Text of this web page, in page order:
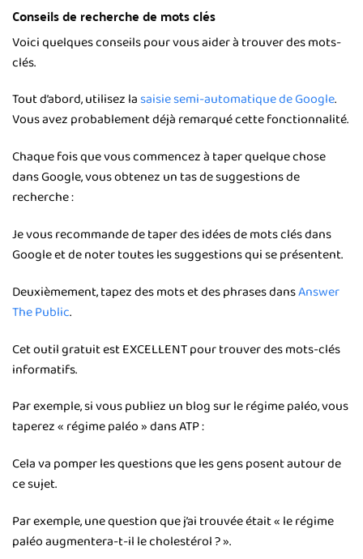
Conseils de recherche de mots clés
Voici quelques conseils pour vous aider à trouver des mots-
clés.
Tout d’abord, utilisez lasaisie semi-automatique de Google.
Vous avez probablement déjà remarqué cette fonctionnalité.
Chaque fois que vous commencez à taper quelque chose
dans Google, vous obtenez un tas de suggestions de
recherche :
Je vous recommande de taper des idées de mots clés dans
Google et de noter toutes les suggestions qui se présentent.
Deuxièmement, tapez des mots et des phrases dansAnswer
The Public.
Cet outil gratuit est EXCELLENT pour trouver des mots-clés
informatifs.
Par exemple, si vous publiez un blog sur le régime paléo, vous
taperez « régime paléo » dans ATP :
Cela va pomper les questions que les gens posent autour de
ce sujet.
Par exemple, une question que j’ai trouvée était « le régime
paléo augmentera-t-il le cholestérol ? ».